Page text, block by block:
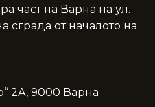
част на Варна на ул.
сграда от началото на
2A, 9000 Варна